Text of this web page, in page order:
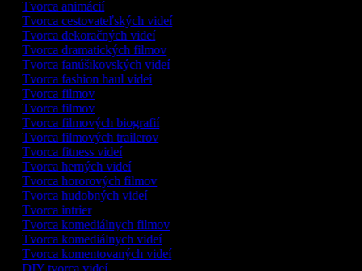
Tvorca animácií
Tvorca cestovateľských videí
Tvorca dekoračných videí
Tvorca dramatických filmov
Tvorca fanúšikovských videí
Tvorca fashion haul videí
Tvorca filmov
Tvorca filmov
Tvorca filmových biografií
Tvorca filmových trailerov
Tvorca fitness videí
Tvorca herných videí
Tvorca hororových filmov
Tvorca hudobných videí
Tvorca intrier
Tvorca komediálnych filmov
Tvorca komediálnych videí
Tvorca komentovaných videí